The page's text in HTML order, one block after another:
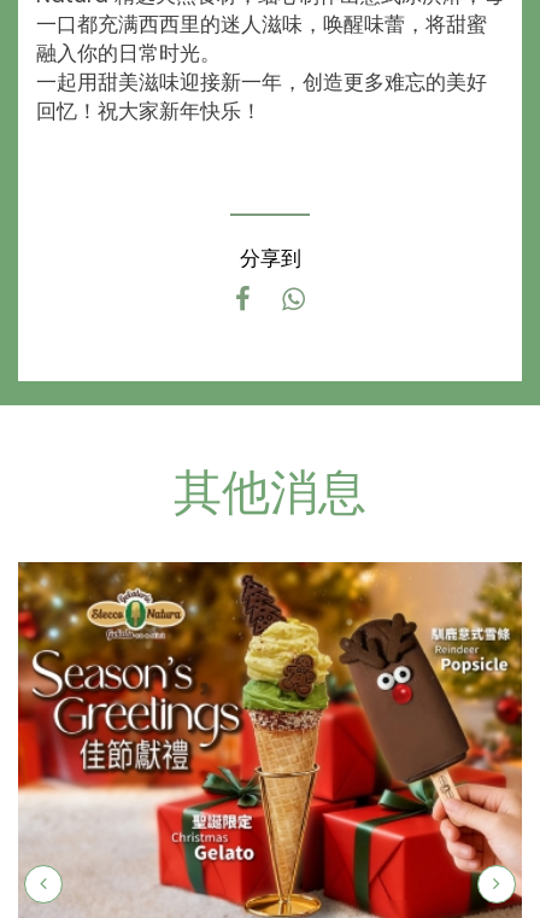
一口都充满西西里的迷人滋味，唤醒味蕾，将甜蜜
融入你的日常时光。
一起用甜美滋味迎接新一年，创造更多难忘的美好
回忆！祝大家新年快乐！
分享到
其他消息